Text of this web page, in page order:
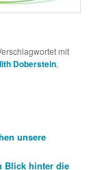
mit
Doberstein,
unsere
Blick hinter die